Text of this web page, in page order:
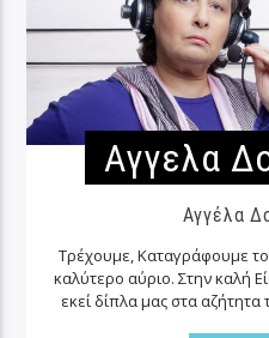
Αγγελα
Αγγέλα
Τρέχουμε, Καταγράφουμε
καλύτερο αύριο. Στην καλή Είδηση, γιατί υπάρχει κι αυτή…
εκεί δίπλα μας στα αζήτητα